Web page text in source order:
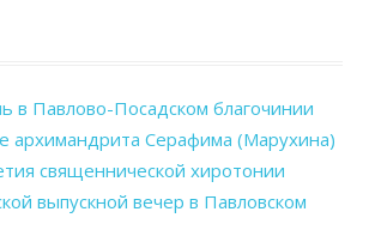
в Павлово-Посадском благочинии
архимандрита Серафима (Марухина)
священнической хиротонии
выпускной вечер в Павловском